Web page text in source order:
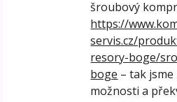
šroubový
https://
servis.cz/
resory-boge/
boge – tak jsme
možnosti a